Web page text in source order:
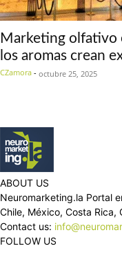
Marketing olfativo
los aromas crean
CZamora - octubre 25, 2025
ABOUT US
Neuromarketing.la Portal
Chile, México, Costa Rica,
Contact us:
FOLLOW US